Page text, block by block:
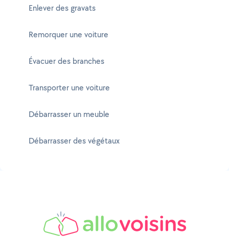
Enlever des gravats
Remorquer une voiture
Évacuer des branches
Transporter une voiture
Débarrasser un meuble
Débarrasser des végétaux